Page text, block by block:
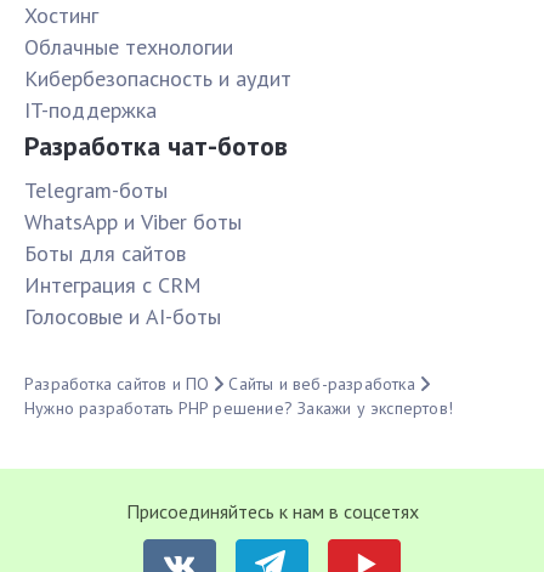
Хостинг
Облачные технологии
Кибербезопасность и аудит
IT-поддержка
Разработка чат-ботов
Telegram-боты
WhatsApp и Viber боты
Боты для сайтов
Интеграция с CRM
Голосовые и AI-боты
Разработка сайтов и ПО
Сайты и веб-разработка
Нужно разработать PHP решение? Закажи у экспертов!
Присоединяйтесь к нам в соцсетях